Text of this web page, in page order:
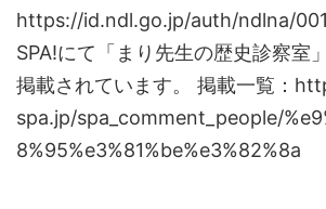
https://id.ndl.go.jp/auth/ndlna/
SPA!にて「まり先生の歴史診察室
掲載されています。 掲載一覧：
spa.jp/spa_comment_people/
8%95%e3%81%be%e3%82%8a